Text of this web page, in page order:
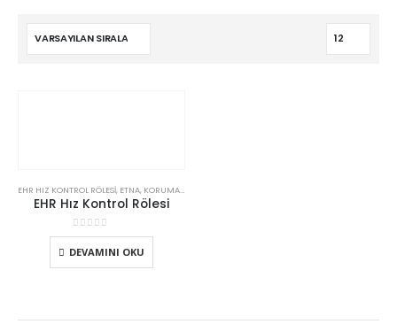
EHR HIZ KONTROL RÖLESI, ETNA, KORUMA & KONTROL PANOLARI
EHR Hız Kontrol Rölesi
05 üzerinden
DEVAMINI OKU